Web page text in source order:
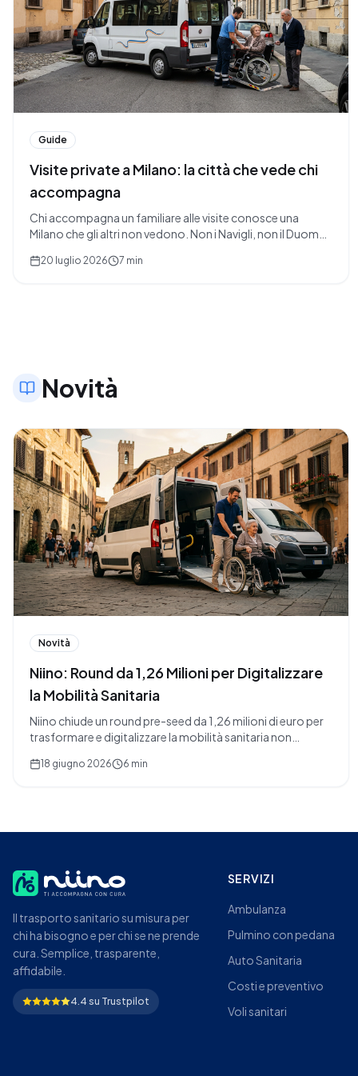
Guide
Visite private a Milano: la città che vede chi
accompagna
Chi accompagna un familiare alle visite conosce una
Milano che gli altri non vedono. Non i Navigli, non il Duomo:
introvabili. E di tempo che sparisce, un appuntamento alla
20 luglio 2026 7 min
Novità
Novità
Niino: Round da 1,26 Milioni per Digitalizzare
la Mobilità Sanitaria
Niino chiude un round pre-seed da 1,26 milioni di euro per
trasformare e digitalizzare la mobilità sanitaria non
18 giugno 2026 6 min
Il trasporto sanitario su misura per
chi ha bisogno e per chi se ne prende
cura. Semplice, trasparente,
affidabile.
4.4 su Trustpilot
SERVIZI
Ambulanza
Pulmino con pedana
Auto Sanitaria
Costi e preventivo
Voli sanitari